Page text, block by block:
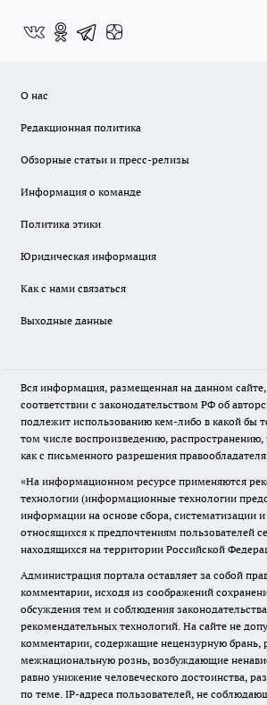
О нас
Редакционная политика
Обзорные статьи и пресс-релизы
Информация о команде
Политика этики
Юридическая информация
Как с нами связаться
Выходные данные
Вся информация, размещенная на данном сайте,
соответствии с законодательством РФ об
подлежит использованию кем-либо в какой бы
том числе воспроизведению, распространению,
как с письменного разрешения
«На информационном ресурсе применяются
технологии (информационные технологии
информации на основе сбора, систематизации и
относящихся к предпочтениям пользователей
находящихся на территории Российской
Администрация портала оставляет за собой
комментарии, исходя из соображений
обсуждения тем и соблюдения
рекомендательных технологий. На сайте не
комментарии, содержащие нецензурную брань,
межнациональную рознь, возбуждающие
равно унижение человеческого достоинства,
по теме. IP-адреса пользователей, не